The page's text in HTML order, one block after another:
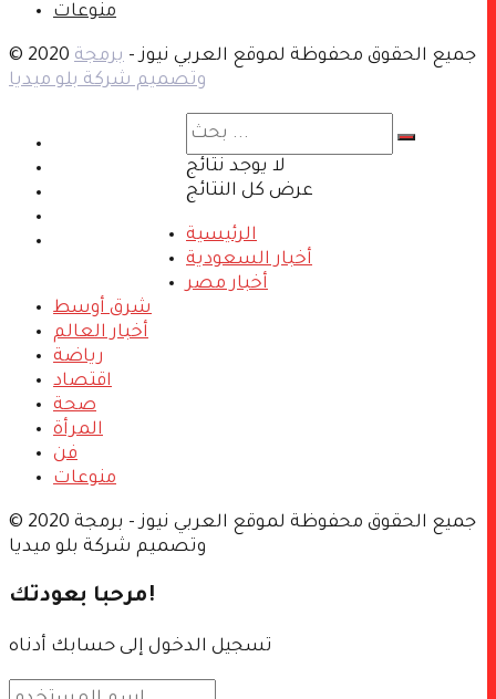
منوعات
© 2020 جميع الحقوق محفوظة لموقع العربي نيوز - برمجة
وتصميم شركة بلو ميديا
إخلاء المسئولية
لا يوجد نتائج
عرض كل النتائج
الرئيسية
أخبار السعودية
أخبار مصر
شرق أوسط
أخبار العالم
رياضة
اقتصاد
صحة
المرأة
فن
منوعات
© 2020 جميع الحقوق محفوظة لموقع العربي نيوز - برمجة
وتصميم شركة بلو ميديا
مرحبا بعودتك!
تسجيل الدخول إلى حسابك أدناه